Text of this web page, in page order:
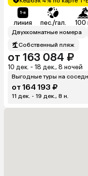
линия пес./гал. 100
Двухкомнатные номера
Собственный пляж
от 163 084 ₽
10 дек. - 18 дек., 8 ночей
Выгодные туры на
от 164 193 ₽
11 дек. - 19 дек., 8 н.